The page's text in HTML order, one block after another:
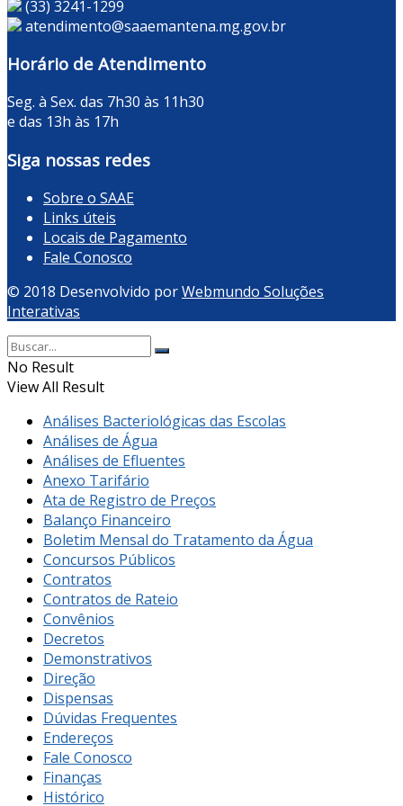
(33) 3241-1299
atendimento@saaemantena.mg.gov.br
Horário de Atendimento
Seg. à Sex. das 7h30 às 11h30
e das 13h às 17h
Siga nossas redes
Sobre o SAAE
Links úteis
Locais de Pagamento
Fale Conosco
© 2018 Desenvolvido porWebmundo Soluções
Interativas
No Result
View All Result
Análises Bacteriológicas das Escolas
Análises de Água
Análises de Efluentes
Anexo Tarifário
Ata de Registro de Preços
Balanço Financeiro
Boletim Mensal do Tratamento da Água
Concursos Públicos
Contratos
Contratos de Rateio
Convênios
Decretos
Demonstrativos
Direção
Dispensas
Dúvidas Frequentes
Endereços
Fale Conosco
Finanças
Histórico